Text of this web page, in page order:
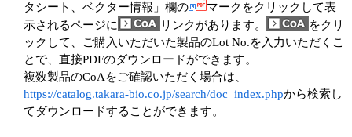
タシート、ベクター情報」欄の
マークをクリックして表
示されるページに
リンクがあります。
をクリ
ックして、ご購入いただいた製品のLot No.を入力いただくこ
とで、直接PDFのダウンロードができます。
複数製品のCoAをご確認いただく場合は、
https://catalog.takara-bio.co.jp/search/doc_index.phpから検索し
てダウンロードすることができます。